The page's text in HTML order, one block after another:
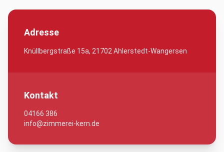
Adresse
Knüllbergstraße 15a, 21702 Ahlerstedt-Wangersen
Kontakt
04166 386
info@zimmerei-kern.de